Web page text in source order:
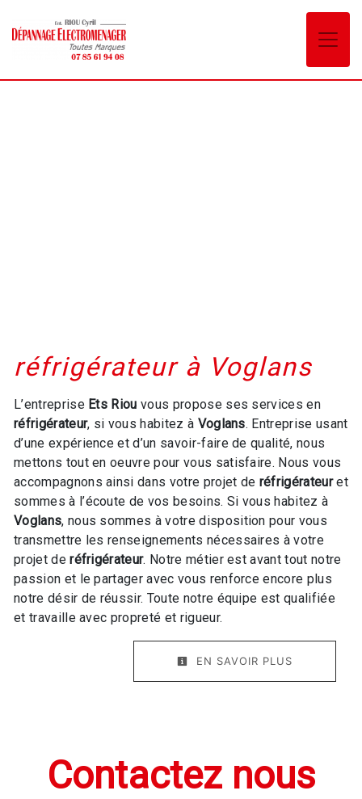
réfrigérateur à Voglans
L’entreprise Ets Riou vous propose ses services en
réfrigérateur, si vous habitez à Voglans. Entreprise usant
d’une expérience et d’un savoir-faire de qualité, nous
mettons tout en oeuvre pour vous satisfaire. Nous vous
accompagnons ainsi dans votre projet de réfrigérateuret
sommes à l’écoute de vos besoins. Si vous habitez à
Voglans, nous sommes à votre disposition pour vous
transmettre les renseignements nécessaires à votre
projet deréfrigérateur. Notre métier est avant tout notre
passion et le partager avec vous renforce encore plus
notre désir de réussir. Toute notre équipe est qualifiée
et travaille avec propreté et rigueur.
EN SAVOIR PLUS
Contactez nous